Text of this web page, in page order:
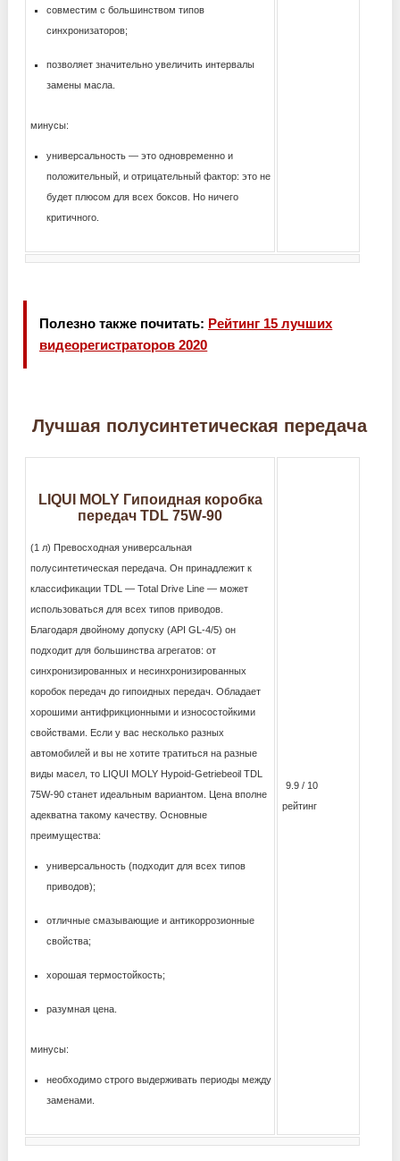
совместим с большинством типов
синхронизаторов;
позволяет значительно увеличить интервалы
замены масла.
минусы:
универсальность — это одновременно и
положительный, и отрицательный фактор: это не
будет плюсом для всех боксов. Но ничего
критичного.
Полезно также почитать: Рейтинг 15 лучших
видеорегистраторов 2020
Лучшая полусинтетическая передача
LIQUI MOLY Гипоидная коробка
передач TDL 75W-90
(1 л) Превосходная универсальная
полусинтетическая передача. Он принадлежит к
классификации TDL — Total Drive Line — может
использоваться для всех типов приводов.
Благодаря двойному допуску (API GL-4/5) он
подходит для большинства агрегатов: от
синхронизированных и несинхронизированных
коробок передач до гипоидных передач. Обладает
хорошими антифрикционными и износостойкими
свойствами. Если у вас несколько разных
автомобилей и вы не хотите тратиться на разные
виды масел, то LIQUI MOLY Hypoid-Getriebeoil TDL
75W-90 станет идеальным вариантом. Цена вполне
адекватна такому качеству. Основные
преимущества:
универсальность (подходит для всех типов
приводов);
отличные смазывающие и антикоррозионные
свойства;
хорошая термостойкость;
разумная цена.
минусы:
необходимо строго выдерживать периоды между
заменами.
9.9 / 10
рейтинг